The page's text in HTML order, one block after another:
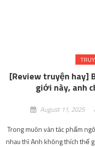
[Review truyện hay]
giới này, anh
August 11, 2025
Trong muôn vàn tác phẩm
nhau thì Anh không thích thế